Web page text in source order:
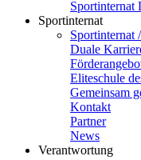
Sportinternat
Sportinternat
Sportinternat
Duale
Eliteschule
Gemeinsam
Kontakt
Partner
News
Verantwortung